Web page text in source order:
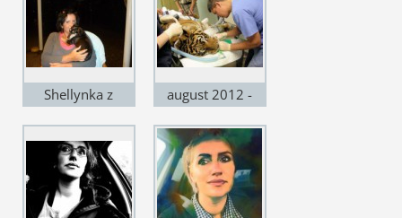
Shellynka z
musela proste
nechať!
august 2012 -